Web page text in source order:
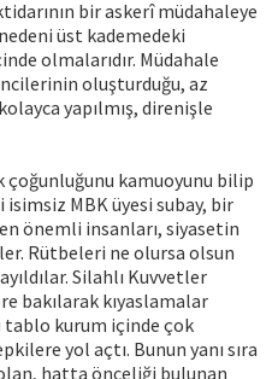
bir askerî müdahaleye
üst kademedeki
olmalarıdır. Müdahale
oluşturduğu, az
yapılmış, direnişle
çoğunluğunu kamuoyunu bilip
MBK üyesi subay, bir
önemli insanları, siyasetin
Rütbeleri ne olursa olsun
Silahlı Kuvvetler
bakılarak kıyaslamalar
tablo kurum içinde çok
yol açtı. Bunun yanı sıra
hatta önceliği bulunan